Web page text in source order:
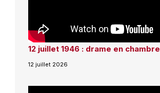
12 juillet 1946 : drame en chambre
12 juillet 2026